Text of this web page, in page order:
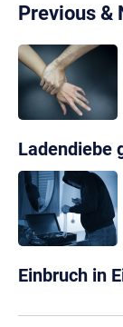
Previous &
Ladendiebe
Einbruch in